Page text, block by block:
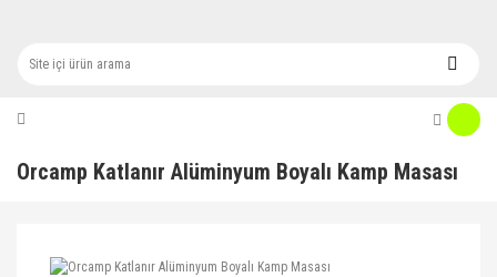
Orcamp Katlanır Alüminyum Boyalı Kamp Masası